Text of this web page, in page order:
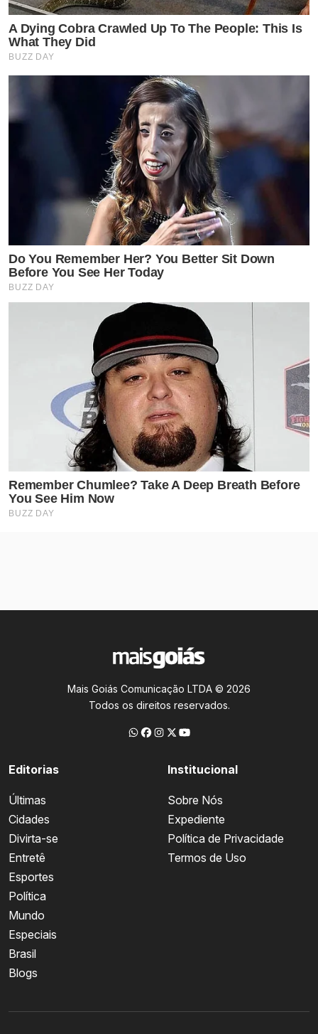
Mais Goiás Comunicação LTDA © 2026
Todos os direitos reservados.
Editorias
Últimas
Cidades
Divirta-se
Entretê
Esportes
Política
Mundo
Especiais
Brasil
Blogs
Institucional
Sobre Nós
Expediente
Política de Privacidade
Termos de Uso